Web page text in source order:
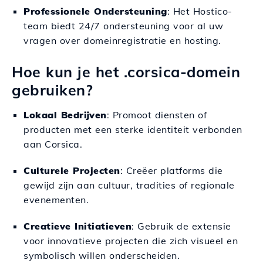
Professionele Ondersteuning: Het Hostico-
team biedt 24/7 ondersteuning voor al uw
vragen over domeinregistratie en hosting.
Hoe kun je het .corsica-domein
gebruiken?
Lokaal Bedrijven: Promoot diensten of
producten met een sterke identiteit verbonden
aan Corsica.
Culturele Projecten: Creëer platforms die
gewijd zijn aan cultuur, tradities of regionale
evenementen.
Creatieve Initiatieven: Gebruik de extensie
voor innovatieve projecten die zich visueel en
symbolisch willen onderscheiden.